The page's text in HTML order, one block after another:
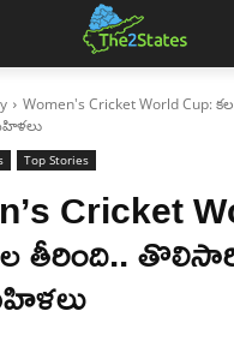
Women's Cricket World Cup:
Top Stories
Cricket
తీరింది..